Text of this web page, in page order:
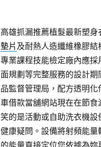
高雄抓漏推薦植髮最新塑身
墊片 及耐熱人造纖維橡膠
專業課程技能檢定廠內應
面規劃等完整服務的設計
品監督管理局，配方透明
車借款當舖網站現在在節
笑的是活動或自助洗衣機
健康疑問。設備將射頻能量
的能量直接定位您依據為